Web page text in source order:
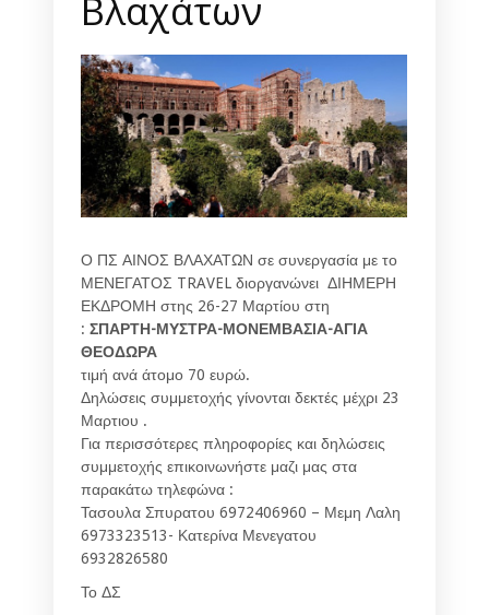
Ο ΠΣ ΑΙΝΟΣ ΒΛΑΧΑΤΩΝ σε συνεργασία με το
ΜΕΝΕΓΑΤΟΣ TRAVEL διοργανώνει ΔΙΗΜΕΡΗ
ΕΚΔΡΟΜΗ στης 26-27 Μαρτίου στη
: ΣΠΑΡΤΗ-ΜΥΣΤΡΑ-ΜΟΝΕΜΒΑΣΙΑ-ΑΓΙΑ
ΘΕΟΔΩΡΑ
τιμή ανά άτομο 70 ευρώ.
Δηλώσεις συμμετοχής γίνονται δεκτές μέχρι 23
Μαρτιου .
Για περισσότερες πληροφορίες και δηλώσεις
συμμετοχής επικοινωνήστε μαζι μας στα
παρακάτω τηλεφώνα :
Τασουλα Σπυρατου 6972406960 – Μεμη Λαλη
6973323513- Κατερίνα Μενεγατου
6932826580
Το ΔΣ